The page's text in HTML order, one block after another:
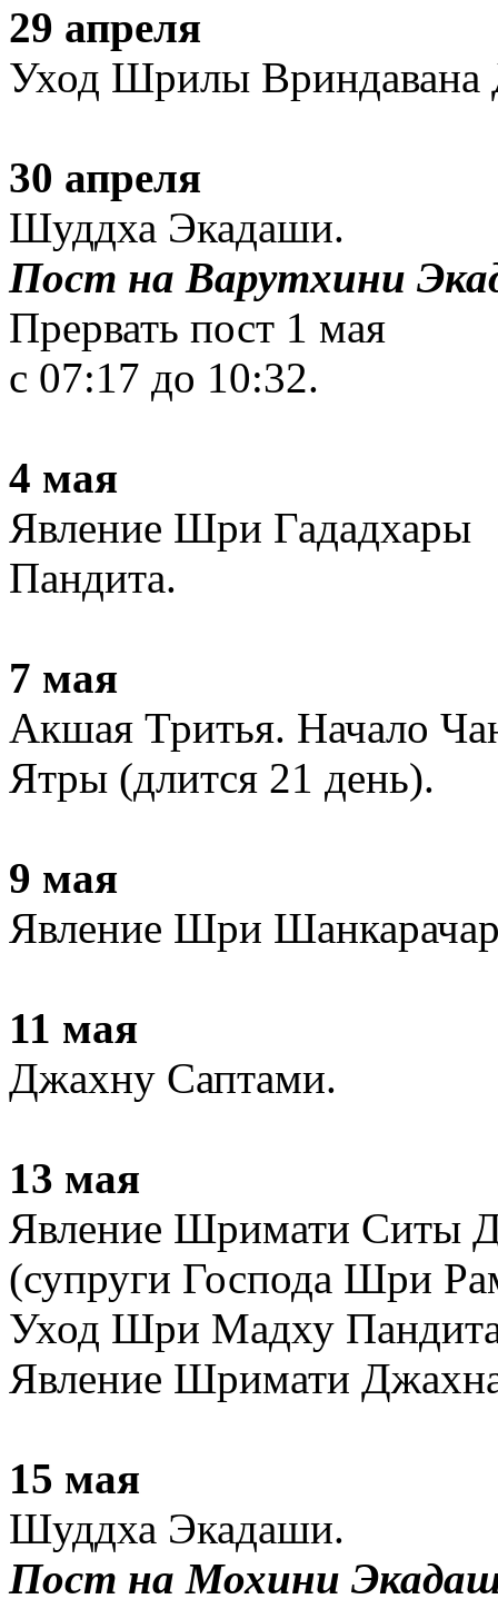
29 апреля
Уход Шрилы Вриндавана
30 апреля
Шуддха Экадаши.
Пост на Варутхини
Прервать пост 1 мая
с 07:17 до 10:32.
4 мая
Явление Шри Гададхары
Пандита.
7 мая
Акшая Тритья. Начало
Ятры (длится 21 день).
9 мая
Явление Шри
11 мая
Джахну Саптами.
13 мая
Явление Шримати Ситы
(супруги Господа Шри
Уход Шри Мадху
Явление Шримати
15 мая
Шуддха Экадаши.
Пост на Мохини